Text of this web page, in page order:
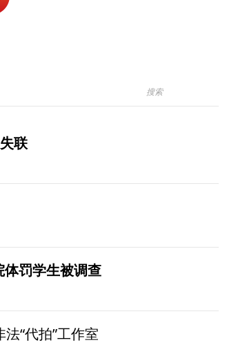
联
体罚学生被调查
“代拍”工作室